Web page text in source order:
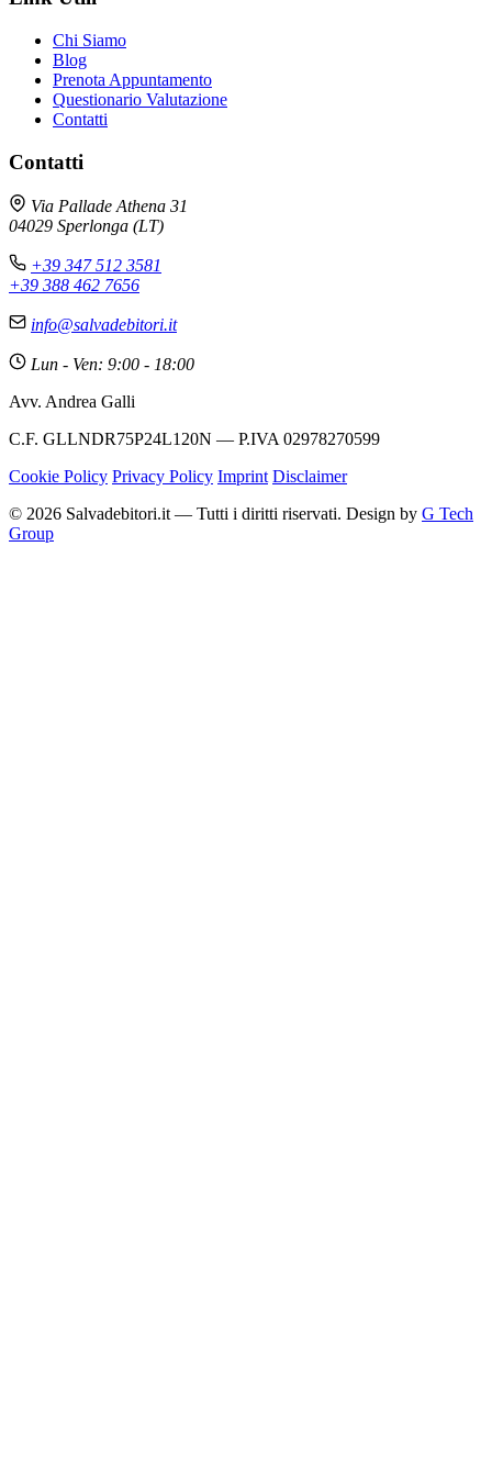
Chi Siamo
Blog
Prenota Appuntamento
Questionario Valutazione
Contatti
Contatti
Via Pallade Athena 31
04029 Sperlonga (LT)
+39 347 512 3581
+39 388 462 7656
info@salvadebitori.it
Lun - Ven: 9:00 - 18:00
Avv. Andrea Galli
C.F. GLLNDR75P24L120N — P.IVA 02978270599
Cookie Policy Privacy Policy Imprint Disclaimer
© 2026 Salvadebitori.it — Tutti i diritti riservati. Design by G Tech
Group